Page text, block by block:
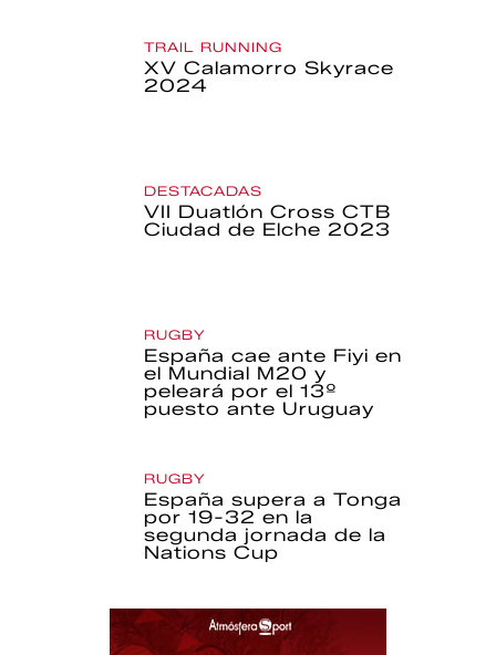
TRAIL RUNNING
XV Calamorro Skyrace
2024
DESTACADAS
VII Duatlón Cross CTB
Ciudad de Elche 2023
RUGBY
España cae ante Fiyi en
el Mundial M20 y
peleará por el 13º
puesto ante Uruguay
RUGBY
España supera a Tonga
por 19-32 en la
segunda jornada de la
Nations Cup